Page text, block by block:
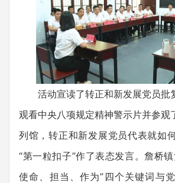
活动宣读了转正和新发展党员批
观看中央八项规定精神警示片并参观
列馆，转正和新发展党员代表就如
“第一粒扣子”作了表态发言。詹桥镇
使命、担当、作为”四个关键词与